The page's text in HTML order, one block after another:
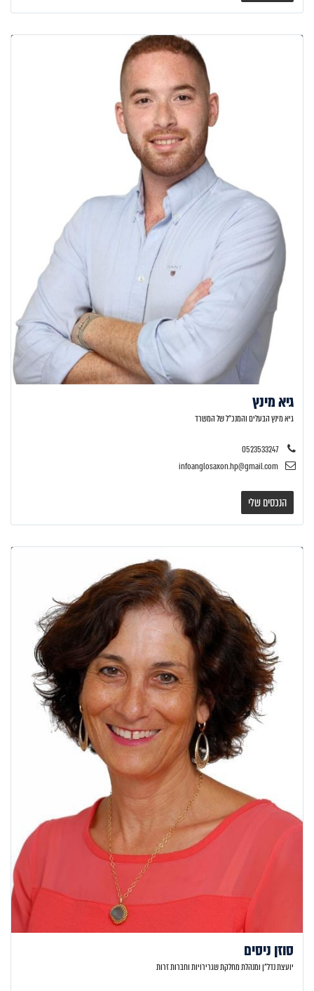
גיא מינץ
גיא מינץ הבעלים והמנכ״ל של המשרד
0523533247
infoanglosaxon.hp@gmail.com
הנכסים שלי
סוזן ניסים
יועצת נדל"ן ומנהלת מחלקת שגרירויות וחברות זרות